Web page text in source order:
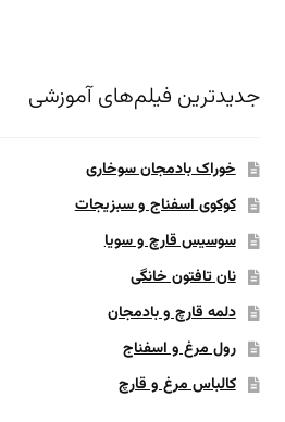
جدیدترین فیلم‌های آموزشی
خوراک بادمجان سوخاری
کوکوی اسفناج و سبزیجات
سوسیس قارچ و سویا
نان تافتون خانگی
دلمه قارچ و بادمجان
رول مرغ و اسفناج
کالباس مرغ و قارچ